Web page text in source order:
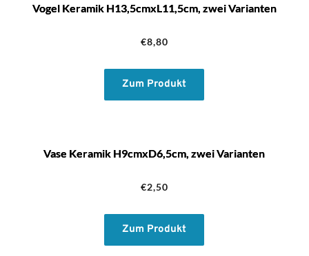
Vogel Keramik H13,5cmxL11,5cm, zwei Varianten
€8,80
Zum Produkt
Vase Keramik H9cmxD6,5cm, zwei Varianten
€2,50
Zum Produkt